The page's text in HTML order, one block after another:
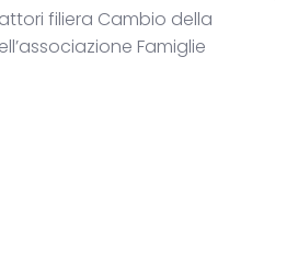
filiera Cambio della
Famiglie